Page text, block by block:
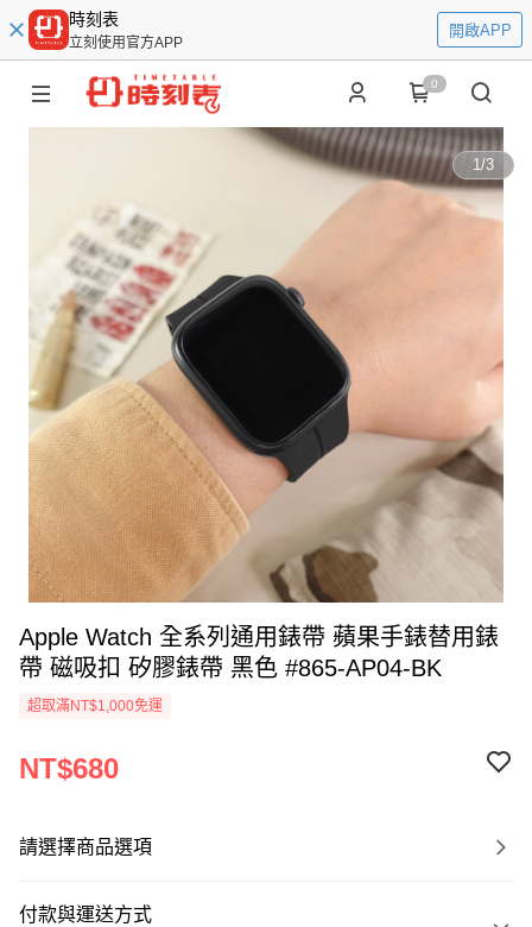
時刻表
立刻使用官方APP
開啟APP
0
1/3
Apple Watch 全系列通用錶帶 蘋果手錶替用錶
帶 磁吸扣 矽膠錶帶 黑色 #865-AP04-BK
超取滿NT$1,000免運
NT$680
請選擇商品選項
付款與運送方式